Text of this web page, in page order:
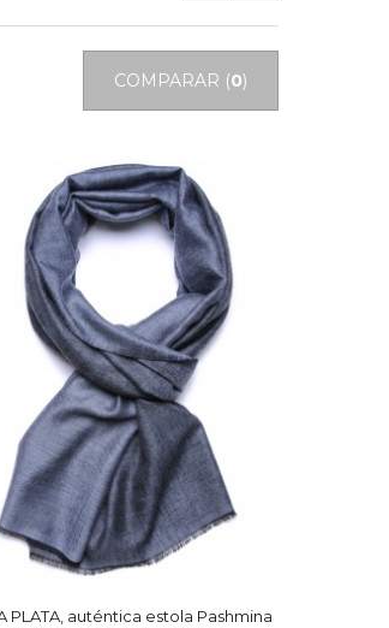
COMPARAR (0)
PLATA, auténtica estola Pashmina